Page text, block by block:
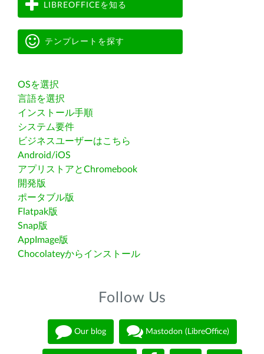
LIBREOFFICEを知る
テンプレートを探す
OSを選択
言語を選択
インストール手順
システム要件
ビジネスユーザーはこちら
Android/iOS
アプリストアとChromebook
開発版
ポータブル版
Flatpak版
Snap版
AppImage版
Chocolateyからインストール
Follow Us
Our blog Mastodon (LibreOffice)